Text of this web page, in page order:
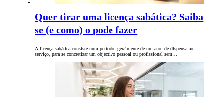
Quer tirar uma licença sabática? Saiba
se (e como) o pode fazer
A licença sabática consiste num período, geralmente de um ano, de dispensa ao
serviço, para se concretizar um objectivo pessoal ou profissional sem…